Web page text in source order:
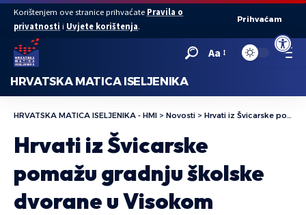
Open
Korištenjem ove stranice prihvaćate Pravila o
privatnosti i Uvjete korištenja.
Prihvaćam
Aa
HRVATSKA MATICA ISELJENIKA
HRVATSKA MATICA ISELJENIKA - HMI > Novosti > Hrvati iz Švicarske pomažu gradnju školske dvorane u Visokom
Hrvati iz Švicarske
pomažu gradnju školske
dvorane u Visokom